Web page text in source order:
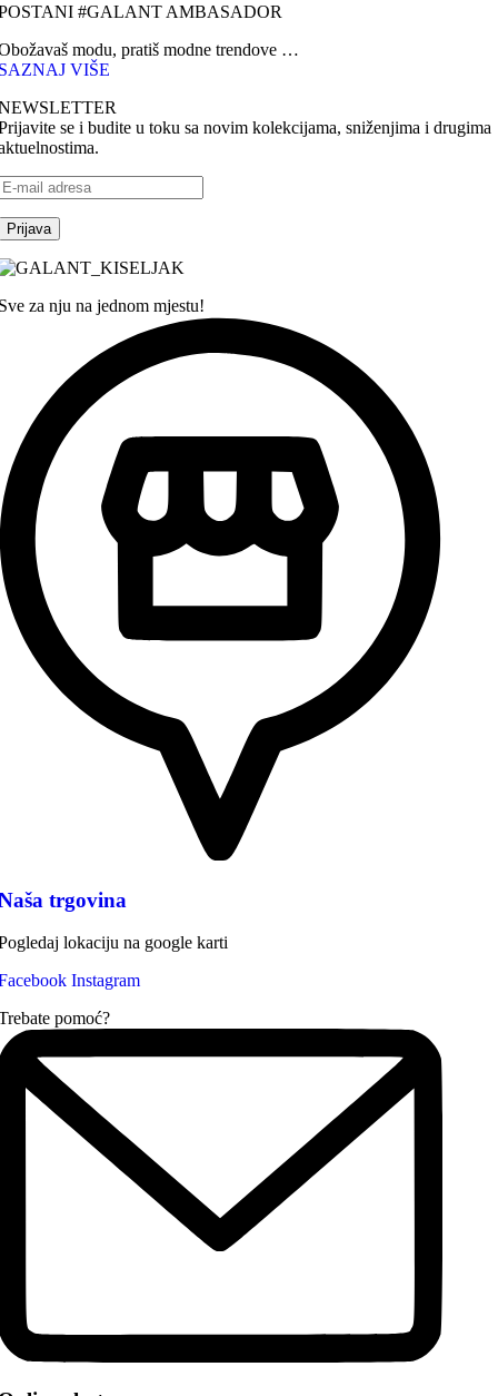
#GALANT AMBASADOR
modu, pratiš modne trendove …
VIŠE
se i budite u toku sa novim kolekcijama, sniženjima i drugima
za nju na jednom mjestu!
trgovina
lokaciju na google karti
Instagram
pomoć?